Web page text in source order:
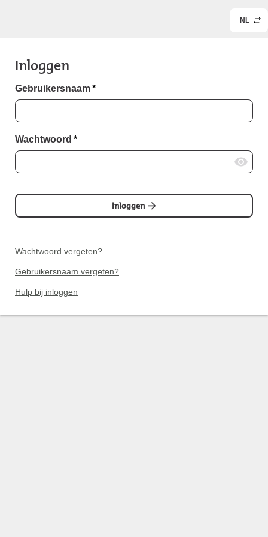
NL
Inloggen
Gebruikersnaam*
Wachtwoord *
Inloggen
Wachtwoord vergeten?
Gebruikersnaam vergeten?
Hulp bij inloggen